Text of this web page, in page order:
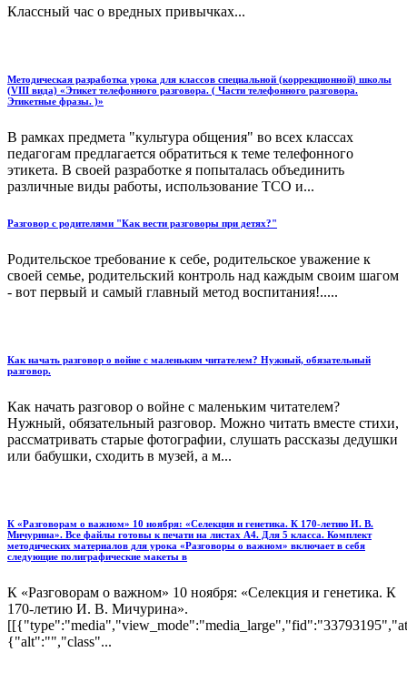
Классный час о вредных привычках...
Методическая разработка урока для классов специальной (коррекционной) школы
(VIII вида) «Этикет телефонного разговора. ( Части телефонного разговора.
Этикетные фразы. )»
В рамках предмета "культура общения" во всех классах
педагогам предлагается обратиться к теме телефонного
этикета. В своей разработке я попыталась объединить
различные виды работы, использование ТСО и...
Разговор с родителями "Как вести разговоры при детях?"
Родительское требование к себе, родительское уважение к
своей семье, родительский контроль над каждым своим шагом
- вот первый и самый главный метод воспитания!.....
Как начать разговор о войне с маленьким читателем? Нужный, обязательный
разговор.
Как начать разговор о войне с маленьким читателем?
Нужный, обязательный разговор. Можно читать вместе стихи,
рассматривать старые фотографии, слушать рассказы дедушки
или бабушки, сходить в музей, а м...
К «Разговорам о важном» 10 ноября: «Селекция и генетика. К 170-летию И. В.
Мичурина». Все файлы готовы к печати на листах А4. Для 5 класса. Комплект
методических материалов для урока «Разговоры о важном» включает в себя
следующие полиграфические макеты в
К «Разговорам о важном» 10 ноября: «Селекция и генетика. К
170-летию И. В. Мичурина».
{"alt":"","class"...